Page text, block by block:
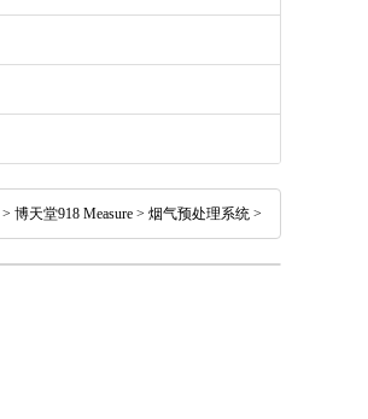
> 博天堂918 Measure > 烟气预处理系统 >